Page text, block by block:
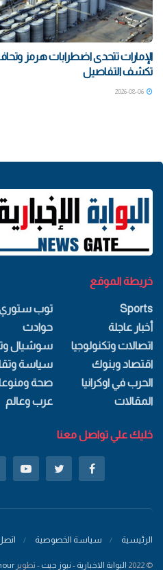
الإمارات تتحدى اضطرابات هرمز
تكشف التفاصيل
خريطة الموقع
Sports
أخبار عاجلة
اتصالات وتكنولوجيا
اقتصاد وبنوك
الحرب في اوكرانيا
المقالات
توب
حوادث
سوشيال
سياسة
صحة
عرب وعالم
خليك علي تواصل معنا
الرئيسية سياسة الخصوصية
© 2022 البوابة الاخبارية - نيوز جيت - تطوير